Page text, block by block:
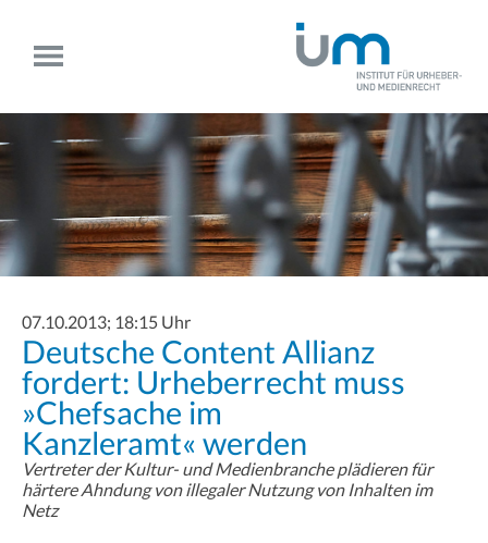
07.10.2013; 18:15 Uhr
Deutsche Content Allianz
fordert: Urheberrecht muss
»Chefsache im
Kanzleramt« werden
Vertreter der Kultur- und Medienbranche plädieren für
härtere Ahndung von illegaler Nutzung von Inhalten im
Netz